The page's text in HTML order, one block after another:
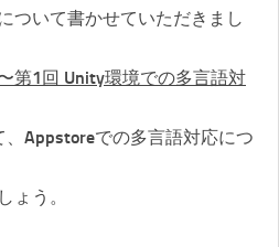
ついて書かせていただきまし
第1回 Unity環境での多言語対
Appstoreでの多言語対応につ
ょう。